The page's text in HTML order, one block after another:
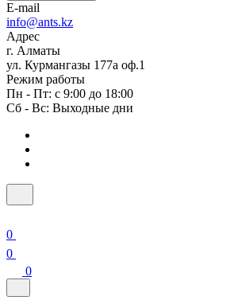
E-mail
info@ants.kz
Адрес
г. Алматы
ул. Курмангазы 177а оф.1
Режим работы
Пн - Пт: с 9:00 до 18:00
Сб - Вс: Выходные дни
0
0
0